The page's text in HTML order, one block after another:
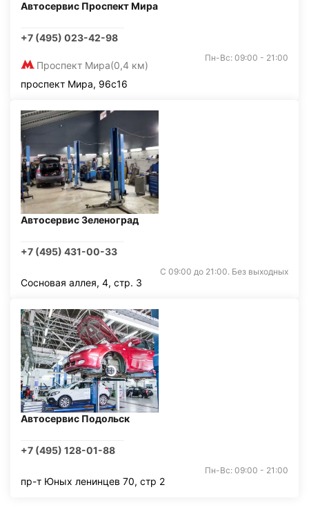
Автосервис Проспект Мира
+7 (495) 023-42-98
Проспект Мира(0,4 км)
Пн-Вс: 09:00 - 21:00
проспект Мира, 96с16
Автосервис Зеленоград
+7 (495) 431-00-33
С 09:00 до 21:00. Без выходных
Сосновая аллея, 4, стр. 3
Автосервис Подольск
+7 (495) 128-01-88
Пн-Вс: 09:00 - 21:00
пр-т Юных ленинцев 70, стр 2